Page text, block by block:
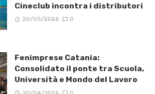
Cineclub incontra i distributori
20/05/2026 0
Fenimprese Catania:
Consolidato il ponte tra Scuola,
Università e Mondo del Lavoro